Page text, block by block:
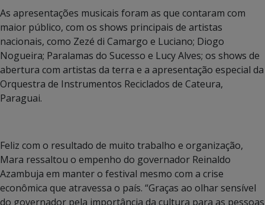
As apresentações musicais foram as que contaram com
maior público, com os shows principais de artistas
nacionais, como Zezé di Camargo e Luciano; Diogo
Nogueira; Paralamas do Sucesso e Lucy Alves; os shows de
abertura com artistas da terra e a apresentação especial da
Orquestra de Instrumentos Reciclados de Cateura,
Paraguai.
Feliz com o resultado de muito trabalho e organização,
Mara ressaltou o empenho do governador Reinaldo
Azambuja em manter o festival mesmo com a crise
econômica que atravessa o país. “Graças ao olhar sensível
do governador pela importância da cultura para as pessoas